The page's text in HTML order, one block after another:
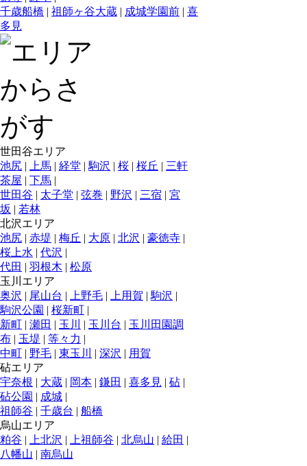
千歳船橋 | 祖師ヶ谷大蔵 | 成城学園前 | 喜
多見
世田谷エリア
池尻 | 上馬 | 経堂 | 駒沢 | 桜 | 桜丘 | 三軒
茶屋 | 下馬 |
世田谷 | 太子堂 | 弦巻 | 野沢 | 三宿 | 宮
坂 | 若林
北沢エリア
池尻 | 赤堤 | 梅丘 | 大原 | 北沢 | 豪徳寺 |
桜上水 | 代沢 |
代田 | 羽根木 | 松原
玉川エリア
奥沢 | 尾山台 | 上野毛 | 上用賀 | 駒沢 |
駒沢公園 | 桜新町 |
新町 | 瀬田 | 玉川 | 玉川台 | 玉川田園調
布 | 玉堤 | 等々力 |
中町 | 野毛 | 東玉川 | 深沢 | 用賀
砧エリア
宇奈根 | 大蔵 | 岡本 | 鎌田 | 喜多見 | 砧 |
砧公園 | 成城 |
祖師谷 | 千歳台 | 船橋
烏山エリア
粕谷 | 上北沢 | 上祖師谷 | 北烏山 | 給田 |
八幡山 | 南烏山